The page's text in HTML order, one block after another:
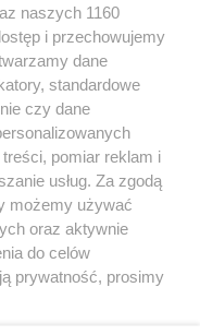
naszych 1160
i przechowujemy
dane
standardowe
czy dane
pomiar reklam i
usług. Za zgodą
możemy używać
oraz aktywnie
do celów
prywatność, prosimy